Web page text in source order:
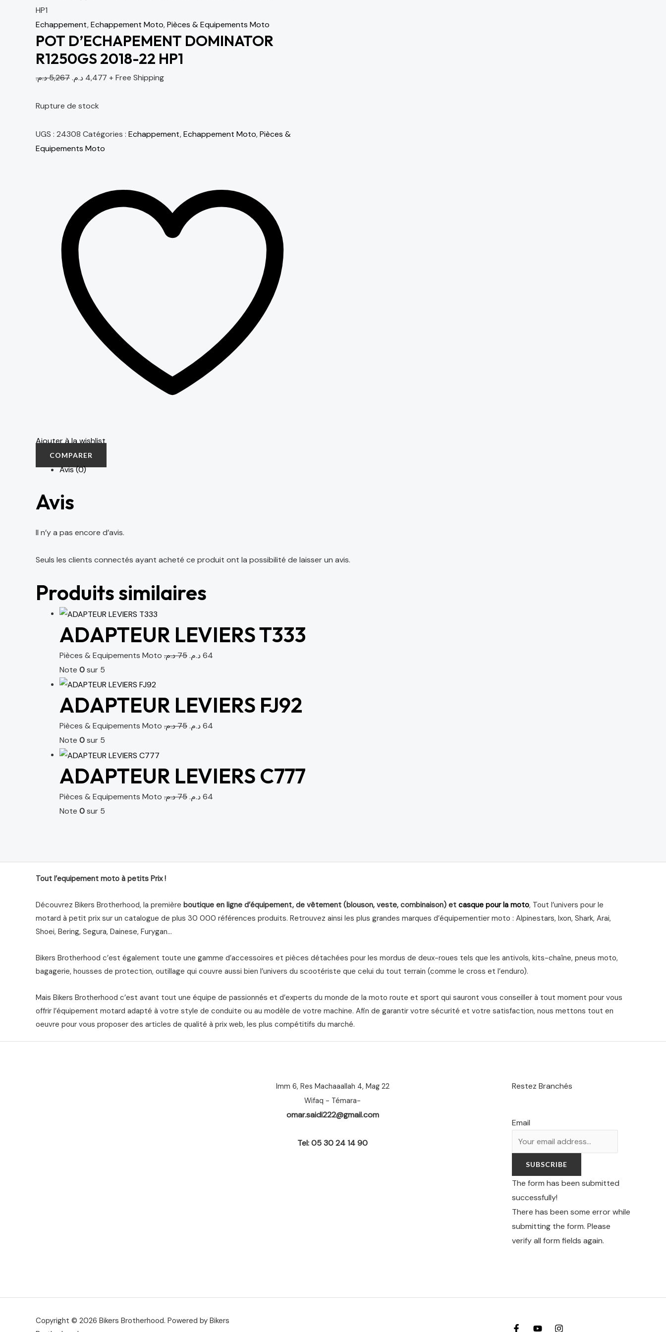
HP1
Echappement,Echappement Moto,Pièces & Equipements Moto
POT D’ECHAPEMENT DOMINATOR
R1250GS 2018-22 HP1
5,267د.م. 4,477 د.م. + Free Shipping
Rupture de stock
UGS : 24308 Catégories : Echappement,Echappement Moto,Pièces &
Equipements Moto
Ajouter à la wishlist
COMPARER
Avis (0)
Avis
Il n’y a pas encore d’avis.
Seuls les clients connectés ayant acheté ce produit ont la possibilité de laisser un avis.
Produits similaires
ADAPTEUR LEVIERS T333
Pièces & Equipements Moto 75د.م. 64د.م.
Note 0sur 5
ADAPTEUR LEVIERS FJ92
Pièces & Equipements Moto 75د.م. 64د.م.
Note 0sur 5
ADAPTEUR LEVIERS C777
Pièces & Equipements Moto 75د.م. 64د.م.
Note 0sur 5
Tout l’equipement moto à petits Prix !
Découvrez Bikers Brotherhood, la première boutique en ligne d’équipement, de vêtement (blouson, veste, combinaison) et casque pour la moto, Tout l’univers pour le
motard à petit prix sur un catalogue de plus 30 000 références produits. Retrouvez ainsi les plus grandes marques d’équipementier moto : Alpinestars, Ixon, Shark, Arai,
Shoei, Bering, Segura, Dainese, Furygan…
Bikers Brotherhood c’est également toute une gamme d’accessoires et pièces détachées pour les mordus de deux-roues tels que les antivols, kits-chaîne, pneus moto,
bagagerie, housses de protection, outillage qui couvre aussi bien l’univers du scootériste que celui du tout terrain (comme le cross et l’enduro).
Mais Bikers Brotherhood c’est avant tout une équipe de passionnés et d’experts du monde de la moto route et sport qui sauront vous conseiller à tout moment pour vous
offrir l’équipement motard adapté à votre style de conduite ou au modèle de votre machine. Afin de garantir votre sécurité et votre satisfaction, nous mettons tout en
oeuvre pour vous proposer des articles de qualité à prix web, les plus compétitifs du marché.
Imm 6, Res Machaaallah 4, Mag 22
Wifaq - Témara-
omar.saidi222@gmail.com
Tel: 05 30 24 14 90
Restez Branchés
Email
SUBSCRIBE
The form has been submitted
successfully!
There has been some error while
submitting the form. Please
verify all form fields again.
Copyright © 2026 Bikers Brotherhood. Powered by Bikers